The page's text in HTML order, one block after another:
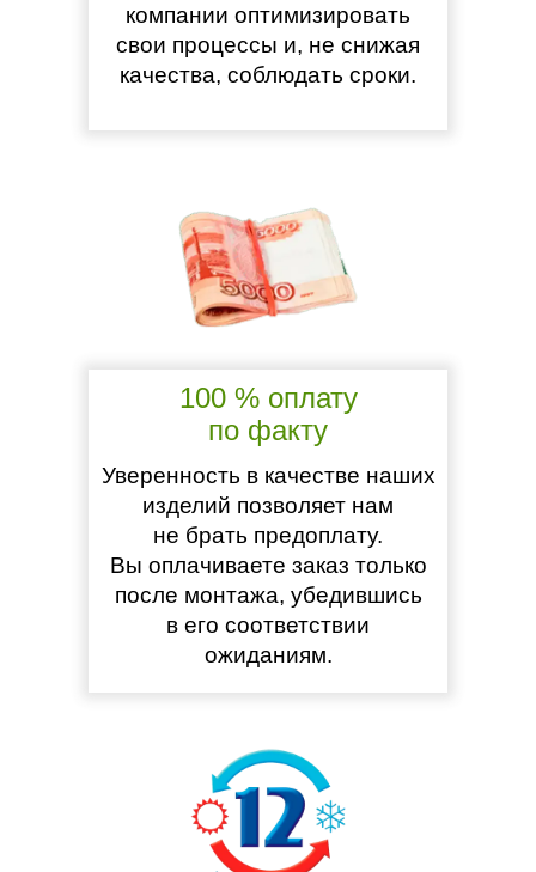
компании оптимизировать
свои процессы и, не снижая
качества, соблюдать сроки.
Уверенность в качестве наших
изделий позволяет нам
не брать предоплату.
Вы оплачиваете заказ только
после монтажа, убедившись
в его соответствии
ожиданиям.
100 % оплату
по факту